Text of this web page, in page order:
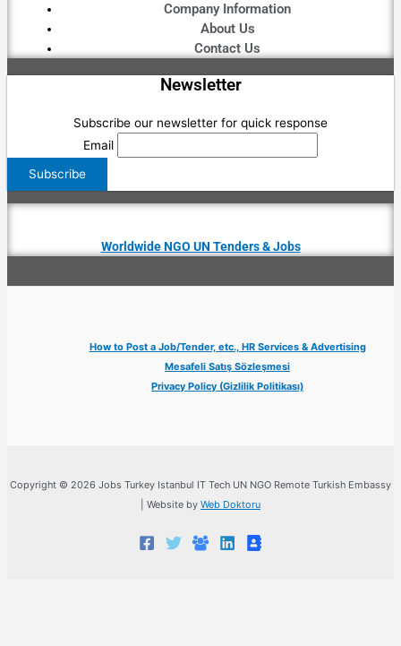
Company Information
About Us
Contact Us
Newsletter
Subscribe our newsletter for quick response
Email
Worldwide NGO UN Tenders & Jobs
How to Post a Job/Tender, etc., HR Services & Advertising
Mesafeli Satış Sözleşmesi
Privacy Policy (Gizlilik Politikası)
Copyright © 2026 Jobs Turkey Istanbul IT Tech UN NGO Remote Turkish Embassy
| Website by Web Doktoru